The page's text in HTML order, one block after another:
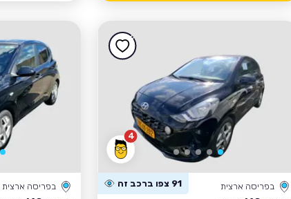
4
בפריסה ארצית 91 צפו ברכב זה בפריסה ארצית